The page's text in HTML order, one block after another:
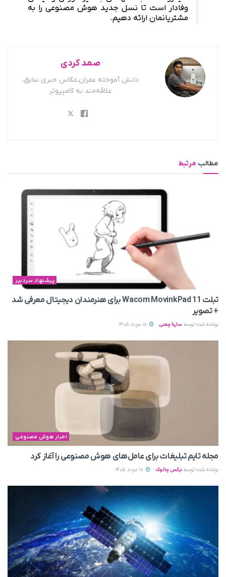
وفادار است تا نسل جدید هوش‌ مصنوعی را به
مشتریانمان ارائه دهیم.
صمد کردی
دانش آموخته عمران،عکاس خبری سابق،
علاقه‌مند به کامپیوتر
مطالب مرتبط
پیشنهاد سردبیر
تبلت Wacom MovinkPad 11 برای هنرمندان دیجیتال معرفی شد
+ تصویر
نوشته شده توسط ساینا چمنی
اخبار هوش مصنوعی
مجله تایم تبلیغات برای عامل‌های هوش مصنوعی را آغاز کرد
نوشته شده توسط نرگس چالوک